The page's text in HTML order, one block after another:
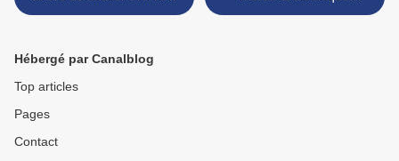
normande de Gilles
Hébergé par Canalblog
Top articles
Pages
Contact